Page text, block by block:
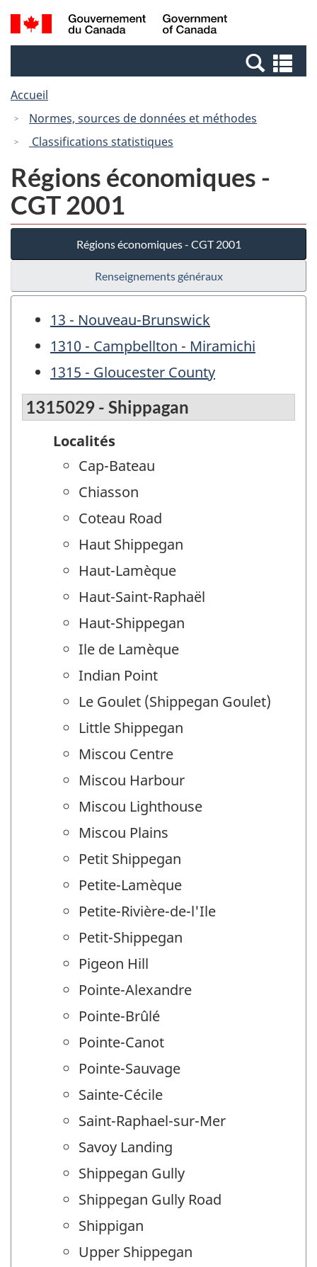
Passer
au
Passer
à
Canada
Recherche
et
et
Accueil
Normes, sources de données et méthodes
Classifications statistiques
Régions économiques -
CGT 2001
Régions économiques - CGT 2001
Renseignements généraux
13 - Nouveau-Brunswick
1310 - Campbellton - Miramichi
1315 - Gloucester County
1315029 - Shippagan
Localités
Cap-Bateau
Chiasson
Coteau Road
Haut Shippegan
Haut-Lamèque
Haut-Saint-Raphaël
Haut-Shippegan
Ile de Lamèque
Indian Point
Le Goulet (Shippegan Goulet)
Little Shippegan
Miscou Centre
Miscou Harbour
Miscou Lighthouse
Miscou Plains
Petit Shippegan
Petite-Lamèque
Petite-Rivière-de-l'Ile
Petit-Shippegan
Pigeon Hill
Pointe-Alexandre
Pointe-Brûlé
Pointe-Canot
Pointe-Sauvage
Sainte-Cécile
Saint-Raphael-sur-Mer
Savoy Landing
Shippegan Gully
Shippegan Gully Road
Shippigan
Upper Shippegan